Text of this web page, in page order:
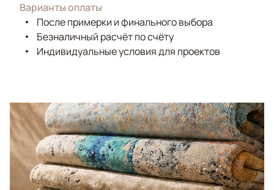
Варианты оплаты
После примерки и финального выбора
Безналичный расчёт по счёту
Индивидуальные условия для проектов